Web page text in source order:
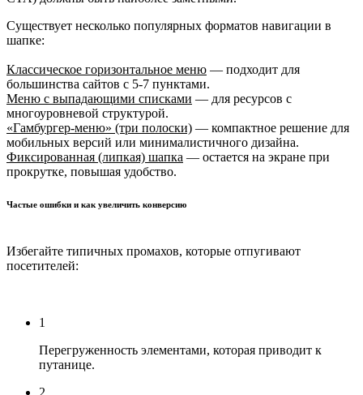
Существует несколько популярных форматов навигации в
шапке:
Классическое горизонтальное меню — подходит для
большинства сайтов с 5-7 пунктами.
Меню с выпадающими списками — для ресурсов с
многоуровневой структурой.
«Гамбургер-меню» (три полоски) — компактное решение для
мобильных версий или минималистичного дизайна.
Фиксированная (липкая) шапка — остается на экране при
прокрутке, повышая удобство.
Частые ошибки и как увеличить конверсию
Избегайте типичных промахов, которые отпугивают
посетителей:
1
Перегруженность элементами, которая приводит к
путанице.